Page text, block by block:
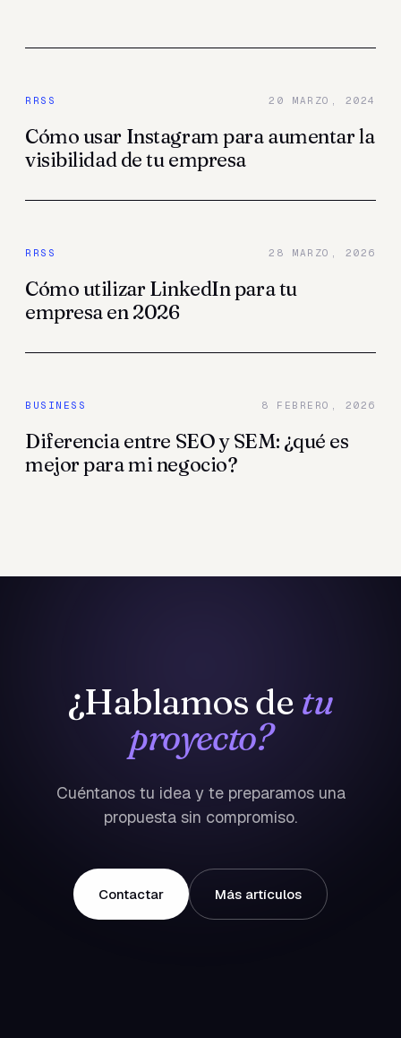
RRSS 20 MARZO, 2024
Cómo usar Instagram para aumentar la
visibilidad de tu empresa
RRSS 28 MARZO, 2026
Cómo utilizar LinkedIn para tu
empresa en 2026
BUSINESS 8 FEBRERO, 2026
Diferencia entre SEO y SEM: ¿qué es
mejor para mi negocio?
¿Hablamos de tu
proyecto?
Cuéntanos tu idea y te preparamos una
propuesta sin compromiso.
Contactar Más artículos